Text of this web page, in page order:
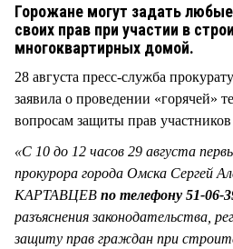
Горожане могут задать
своих прав при участии в
многоквартирных домой.
28 августа пресс-служба
заявила о проведении «горячей»
вопросам защиты прав участников
«С 10 до 12 часов 29 августа
прокурора города Омска Сергей
КАРТАВЦЕВ по телефону 51-06-
разъяснения законодательства,
защиту прав граждан при